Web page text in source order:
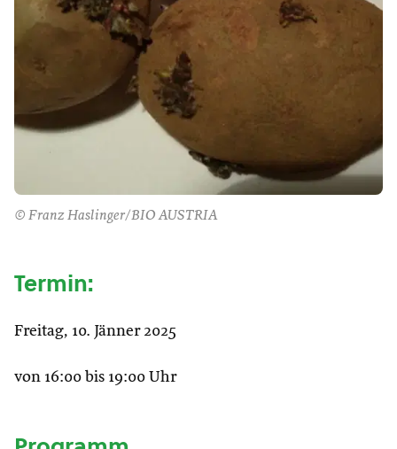
© Franz Haslinger/BIO AUSTRIA
Termin:
Freitag, 10. Jänner 2025
von 16:00 bis 19:00 Uhr